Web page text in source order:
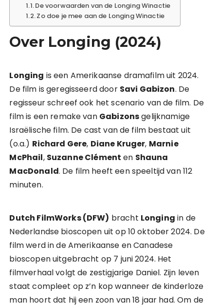
De voorwaarden van de Longing Winactie
Zo doe je mee aan de Longing Winactie
Over Longing (2024)
Longing is een Amerikaanse dramafilm uit 2024.
De film is geregisseerd door Savi Gabizon. De
regisseur schreef ook het scenario van de film. De
film is een remake van Gabizonsgelijknamige
Israëlische film. De cast van de film bestaat uit
(o.a.) Richard Gere, Diane Kruger, Marnie
McPhail, Suzanne Clément en Shauna
MacDonald. De film heeft een speeltijd van 112
minuten.
Dutch FilmWorks (DFW) bracht Longing in de
Nederlandse bioscopen uit op 10 oktober 2024. De
film werd in de Amerikaanse en Canadese
bioscopen uitgebracht op 7 juni 2024. Het
filmverhaal volgt de zestigjarige Daniel. Zijn leven
staat compleet op z’n kop wanneer de kinderloze
man hoort dat hij een zoon van 18 jaar had. Om de